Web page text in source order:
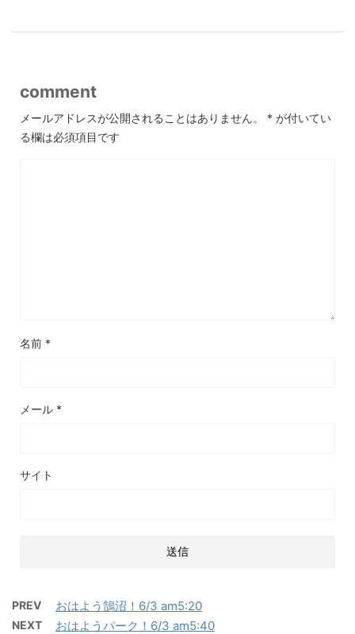
comment
メールアドレスが公開されることはありません。 * が付いてい
る欄は必須項目です
名前 *
メール *
サイト
PREV おはよう鵠沼！6/3 am5:20
NEXT おはようパーク！6/3 am5:40